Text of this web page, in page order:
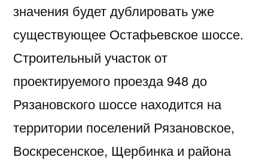
значения будет дублировать уже
существующее Остафьевское шоссе.
Строительный участок от
проектируемого проезда 948 до
Рязановского шоссе находится на
территории поселений Рязановское,
Воскресенское, Щербинка и района